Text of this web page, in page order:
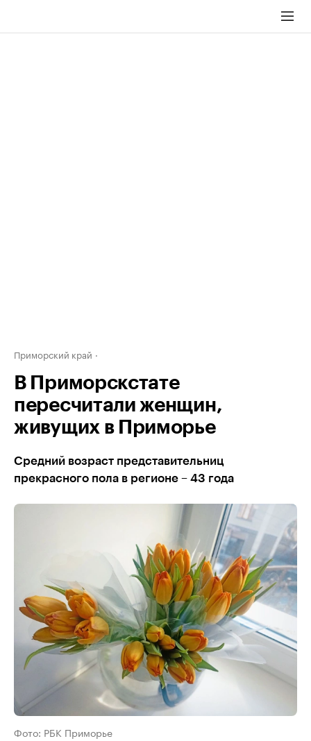
Приморский край
В Приморскстате
пересчитали женщин,
живущих в Приморье
Средний возраст представительниц
прекрасного пола в регионе – 43 года
Фото: РБК Приморье